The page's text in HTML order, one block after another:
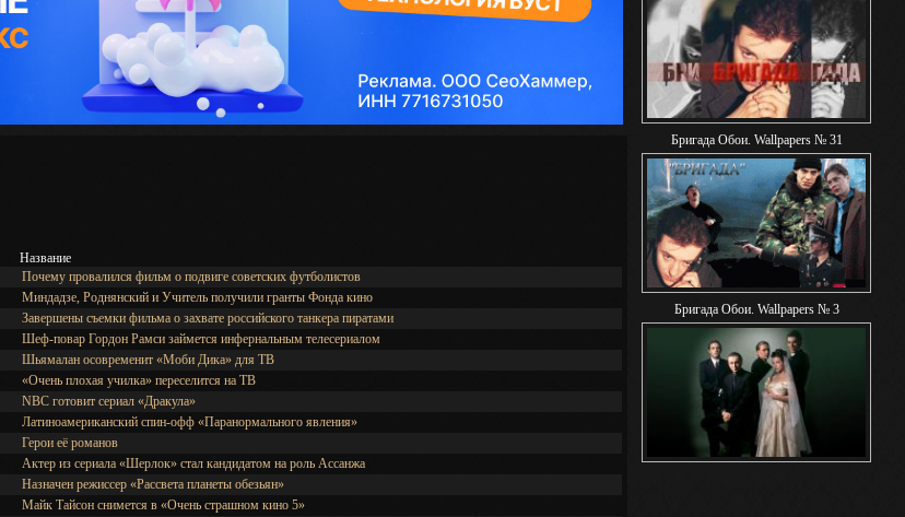
Название
Почему провалился фильм о подвиге советских футболистов
Миндадзе, Роднянский и Учитель получили гранты Фонда кино
Завершены съемки фильма о захвате российского танкера пиратами
Шеф-повар Гордон Рамси займется инфернальным телесериалом
Шьямалан осовременит «Моби Дика» для ТВ
«Очень плохая училка» переселится на ТВ
NBC готовит сериал «Дракула»
Латиноамериканский спин-офф «Паранормального явления»
Герои её романов
Актер из сериала «Шерлок» стал кандидатом на роль Ассанжа
Назначен режиссер «Рассвета планеты обезьян»
Майк Тайсон снимется в «Очень страшном кино 5»
Бригада Обои. Wallpapers № 31
Бригада Обои. Wallpapers № 3